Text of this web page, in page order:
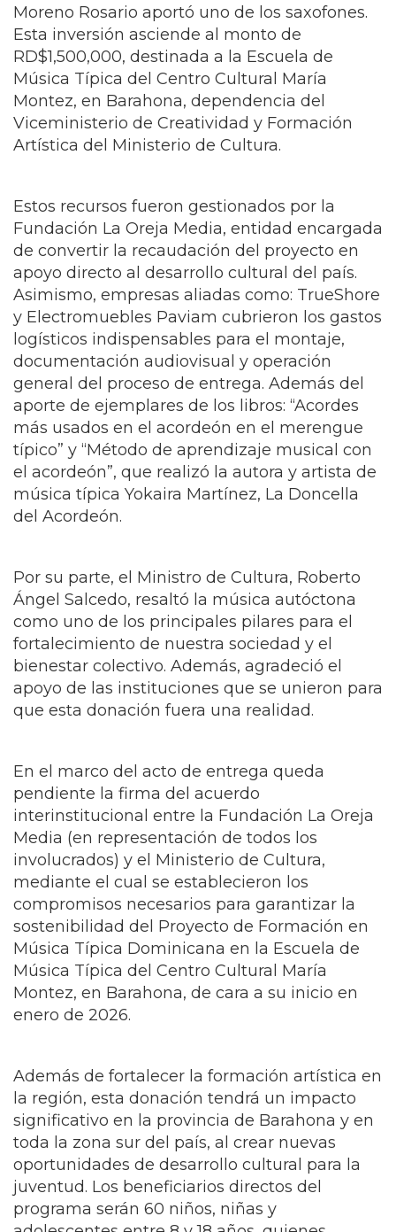
instrumentos el reconocido saxofonista
Moreno Rosario aportó uno de los saxofones.
Esta inversión asciende al monto de
RD$1,500,000, destinada a la Escuela de
Música Típica del Centro Cultural María
Montez, en Barahona, dependencia del
Viceministerio de Creatividad y Formación
Estos recursos fueron gestionados por la
Fundación La Oreja Media, entidad encargada
de convertir la recaudación del proyecto en
apoyo directo al desarrollo cultural del país.
Asimismo, empresas aliadas como: TrueShore
y Electromuebles Paviam cubrieron los gastos
logísticos indispensables para el montaje,
documentación audiovisual y operación
general del proceso de entrega. Además del
aporte de ejemplares de los libros: “Acordes
más usados en el acordeón en el merengue
típico” y “Método de aprendizaje musical con
el acordeón”, que realizó la autora y artista de
música típica Yokaira Martínez, La Doncella
Por su parte, el Ministro de Cultura, Roberto
Ángel Salcedo, resaltó la música autóctona
como uno de los principales pilares para el
fortalecimiento de nuestra sociedad y el
bienestar colectivo. Además, agradeció el
apoyo de las instituciones que se unieron para
En el marco del acto de entrega queda
pendiente la firma del acuerdo
interinstitucional entre la Fundación La Oreja
Media (en representación de todos los
involucrados) y el Ministerio de Cultura,
mediante el cual se establecieron los
compromisos necesarios para garantizar la
sostenibilidad del Proyecto de Formación en
Música Típica Dominicana en la Escuela de
Música Típica del Centro Cultural María
Montez, en Barahona, de cara a su inicio en
Además de fortalecer la formación artística en
la región, esta donación tendrá un impacto
significativo en la provincia de Barahona y en
toda la zona sur del país, al crear nuevas
oportunidades de desarrollo cultural para la
juventud. Los beneficiarios directos del